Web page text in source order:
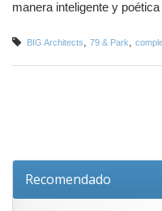
manera inteligente y poética
BIG Architects, 79 & Park,
Recomendado